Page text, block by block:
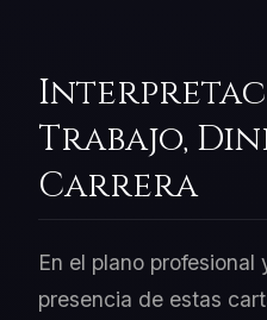
Trabajo,
Carrera
En el plano profesional
presencia de estas